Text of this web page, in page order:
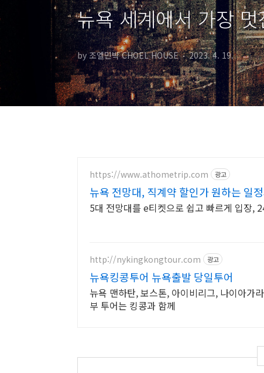
뉴욕 세계에서 가장
by 조엘민박 CHOEL HOUSE 2023. 4. 19.
https://www.athometrip.com 광고
뉴욕 전망대, 직계약 할인가 원하는 일
5대 전망대를 e티켓으로 쉽고 빠르게 입장,
http://nykingkongtour.com 광고
뉴욕킹콩투어 뉴욕출발 당일투어
뉴욕 맨하탄, 보스톤, 아이비리그, 나이아가
부 투어는 킹콩과 함께